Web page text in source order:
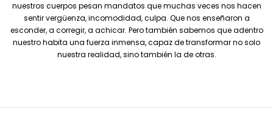
nuestros cuerpos pesan mandatos que muchas veces nos hacen
sentir vergüenza, incomodidad, culpa. Que nos enseñaron a
esconder, a corregir, a achicar. Pero también sabemos que adentro
nuestro habita una fuerza inmensa, capaz de transformar no solo
nuestra realidad, sino también la de otras.